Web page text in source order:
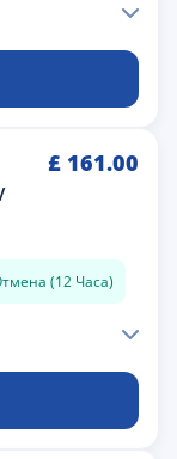
£ 161.00
(12 Часа)